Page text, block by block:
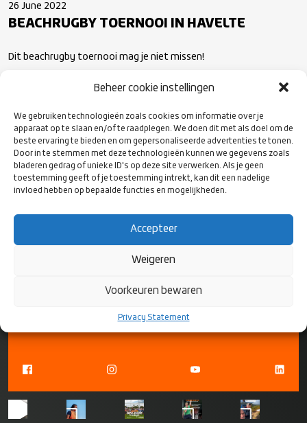
Beheer cookie instellingen
We gebruiken technologieën zoals cookies om informatie over je
apparaat op te slaan en/of te raadplegen. We doen dit met als doel om de
beste ervaring te bieden en om gepersonaliseerde advertenties te tonen.
Door in te stemmen met deze technologieën kunnen we gegevens zoals
bladeren gedrag of unieke ID's op deze site verwerken. Als je geen
toestemming geeft of je toestemming intrekt, kan dit een nadelige
invloed hebben op bepaalde functies en mogelijkheden.
Accepteer
Weigeren
Voorkeuren bewaren
Privacy Statement
26 June 2022
BEACHRUGBY TOERNOOI IN HAVELTE
Dit beachrugby toernooi mag je niet missen!
Het toernooi is voor; Dames, Heren, U18, U16 en U14.
Aanmelden kan via beachrugby@thebigstones.nl
Benieuwd naar het programma? Kijk dan op www.bigstones.nl